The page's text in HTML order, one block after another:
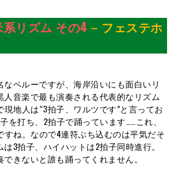
リズム その4 – フェステホ
ペルーですが、海岸沿いにも面白いリ
人音楽で最も演奏される代表的なリズム
現地人は“3拍子、ワルツです”と言ってお
を打ち、2拍子で踊っています……これ、
すね。なので4連符ぶち込むのは平気だそ
3拍子、ハイハットは2拍子同時進行。
きないと誰も踊ってくれません。